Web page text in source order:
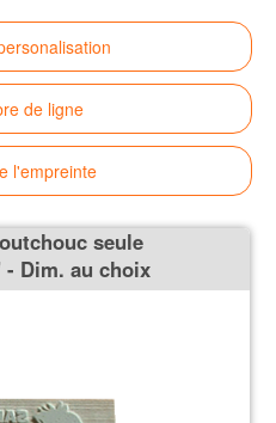
de ligne
l'empreinte
seule
Dim. au choix